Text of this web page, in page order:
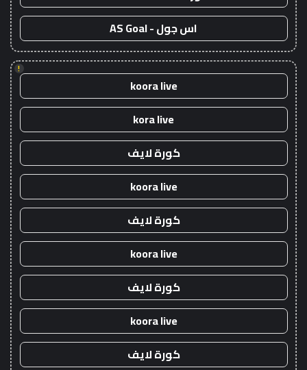
اس جول - AS Goal
!
koora live
kora live
كورة لايف
koora live
كورة لايف
koora live
كورة لايف
koora live
كورة لايف